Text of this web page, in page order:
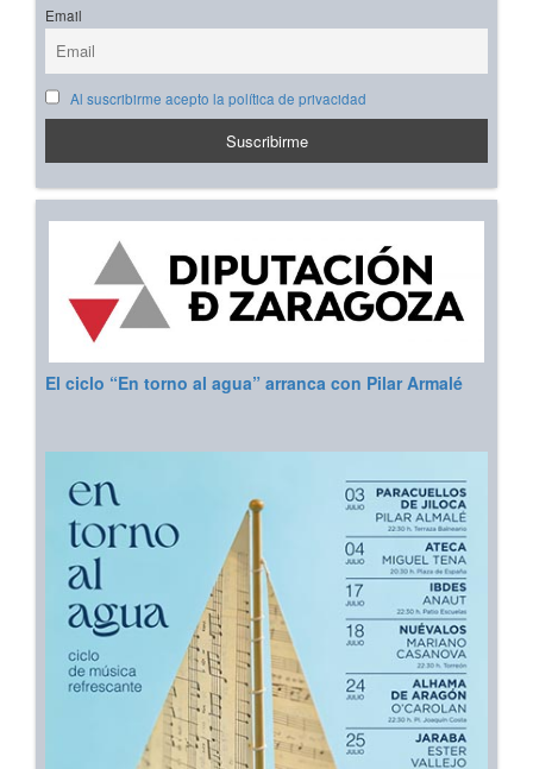
Email
Al suscribirme acepto la política de privacidad
El ciclo “En torno al agua” arranca con Pilar Armalé